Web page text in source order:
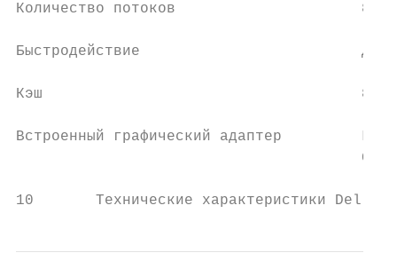
Количество потоков
Быстродействие
Кэш                                    8
Встроенный графический адаптер
10       Технические характеристики Dell